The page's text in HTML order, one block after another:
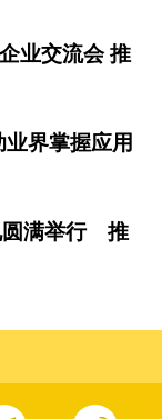
业交流会 推
界掌握应用
圆满举行 推